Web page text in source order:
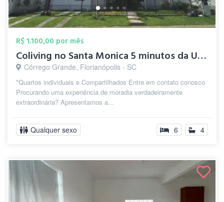
R$ 1.100,00 por mês
Coliving no Santa Monica 5 minutos da UD...
Córrego Grande, Florianópolis - SC
*Quartos individuais e Compartilhados Entre em contato conosco
Procurando uma experiência de moradia verdadeiramente
extraordinária? Apresentamos a...
Qualquer sexo 6 4